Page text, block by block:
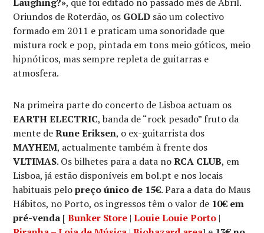
Oriundos de Roterdão, os GOLD são um colectivo
formado em 2011 e praticam uma sonoridade que
mistura rock e pop, pintada em tons meio góticos, meio
hipnóticos, mas sempre repleta de guitarras e
atmosfera.
Na primeira parte do concerto de Lisboa actuam os
EARTH ELECTRIC, banda de “rock pesado” fruto da
mente deRune Eriksen, o ex-guitarrista dos
MAYHEM, actualmente também à frente dos
VLTIMAS. Os bilhetes para a data noRCA CLUB, em
Lisboa, já estão disponíveis em bol.pt e nos locais
habituais pelopreço único de 15€. Para a data do Maus
Hábitos, no Porto, os ingressos têm o valor de 10€ em
pré-venda [Bunker Store |Louie Louie Porto |